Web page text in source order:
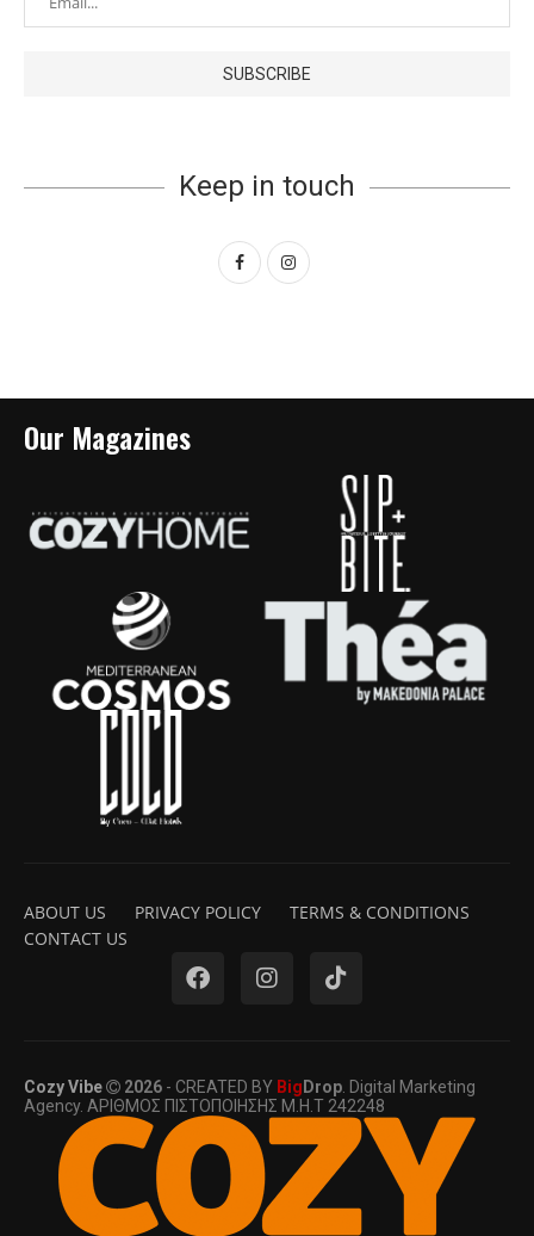
Keep in touch
Our Magazines
ABOUT US PRIVACY POLICY
TERMS & CONDITIONS
CONTACT US
Cozy Vibe 2026 - CREATED BY Big Drop . Digital Marketing
Agency. ΑΡΙΘΜΟΣ ΠΙΣΤΟΠΟΙΗΣΗΣ Μ.Η.Τ 242248